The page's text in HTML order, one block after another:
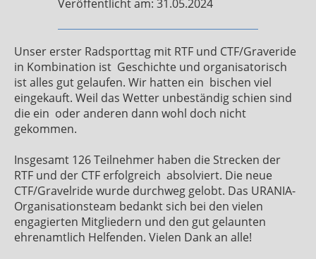
Veröffentlicht am: 31.05.2024
Unser erster Radsporttag mit RTF und CTF/Graveride
in Kombination ist Geschichte und organisatorisch
ist alles gut gelaufen. Wir hatten ein bischen viel
eingekauft. Weil das Wetter unbeständig schien sind
die ein oder anderen dann wohl doch nicht
gekommen.
Insgesamt 126 Teilnehmer haben die Strecken der
RTF und der CTF erfolgreich absolviert. Die neue
CTF/Gravelride wurde durchweg gelobt. Das URANIA-
Organisationsteam bedankt sich bei den vielen
engagierten Mitgliedern und den gut gelaunten
ehrenamtlich Helfenden. Vielen Dank an alle!